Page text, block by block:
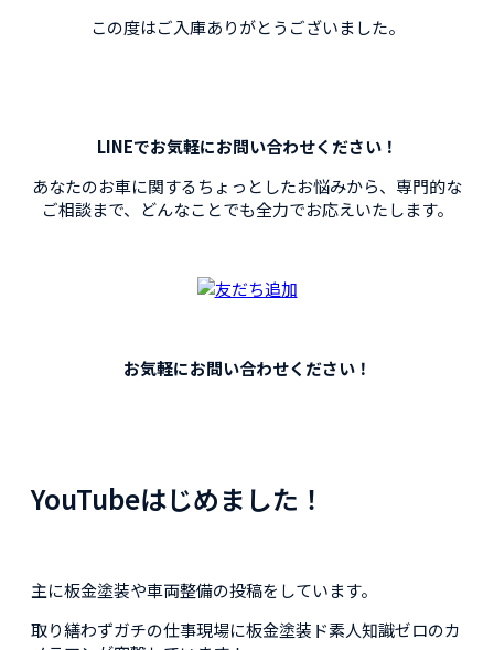
この度はご入庫ありがとうございました。
LINEでお気軽にお問い合わせください！
あなたのお車に関するちょっとしたお悩みから、専門的な
ご相談まで、
どんなことでも全力でお応えいたします。
お気軽にお問い合わせください！
YouTubeはじめました！
主に板金塗装や車両整備の投稿をしています。
取り繕わずガチの仕事現場に板金塗装ド素人知識ゼロのカ